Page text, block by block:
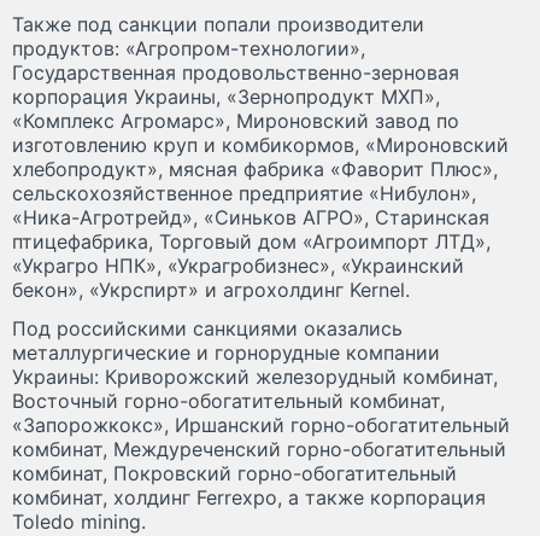
Также под санкции попали производители
продуктов: «Агропром-технологии»,
Государственная продовольственно-зерновая
корпорация Украины, «Зернопродукт МХП»,
«Комплекс Агромарс», Мироновский завод по
изготовлению круп и комбикормов, «Мироновский
хлебопродукт», мясная фабрика «Фаворит Плюс»,
сельскохозяйственное предприятие «Нибулон»,
«Ника-Агротрейд», «Синьков АГРО», Старинская
птицефабрика, Торговый дом «Агроимпорт ЛТД»,
«Украгро НПК», «Украгробизнес», «Украинский
бекон», «Укрспирт» и агрохолдинг Kernel.
Под российскими санкциями оказались
металлургические и горнорудные компании
Украины: Криворожский железорудный комбинат,
Восточный горно-обогатительный комбинат,
«Запорожкокс», Иршанский горно-обогатительный
комбинат, Междуреченский горно-обогатительный
комбинат, Покровский горно-обогатительный
комбинат, холдинг Ferrexpo, а также корпорация
Toledo mining.